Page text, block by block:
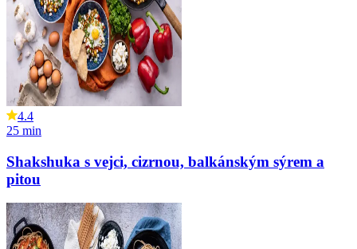
4.4
25 min
Shakshuka s vejci, cizrnou, balkánským sýrem a
pitou